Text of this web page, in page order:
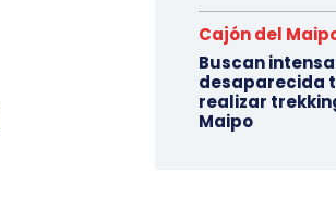
Cajón del
Buscan
desaparecida
realizar
Maipo